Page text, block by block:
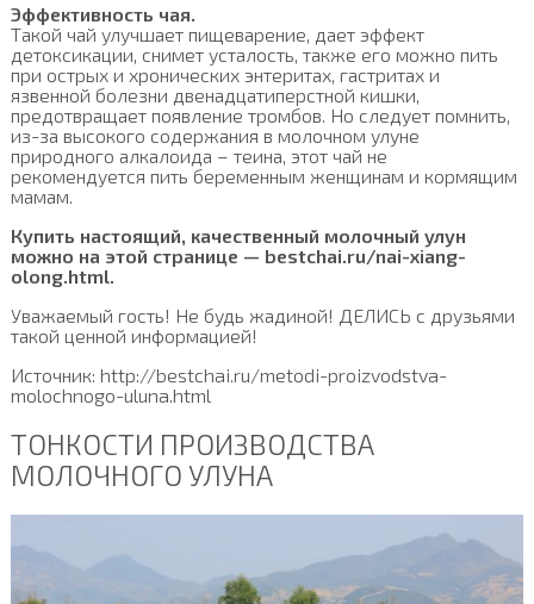
Эффективность чая.
Такой чай улучшает пищеварение, дает эффект
детоксикации, снимет усталость, также его можно пить
при острых и хронических энтеритах, гастритах и
язвенной болезни двенадцатиперстной кишки,
предотвращает появление тромбов. Но следует помнить,
из-за высокого содержания в молочном улуне
природного алкалоида – теина, этот чай не
рекомендуется пить беременным женщинам и кормящим
мамам.
Купить настоящий, качественный молочный улун
можно на этой странице — bestchai.ru/nai-xiang-
olong.html.
Уважаемый гость! Не будь жадиной! ДЕЛИСЬ с друзьями
такой ценной информацией!
Источник: http://bestchai.ru/metodi-proizvodstva-
molochnogo-uluna.html
ТОНКОСТИ ПРОИЗВОДСТВА
МОЛОЧНОГО УЛУНА